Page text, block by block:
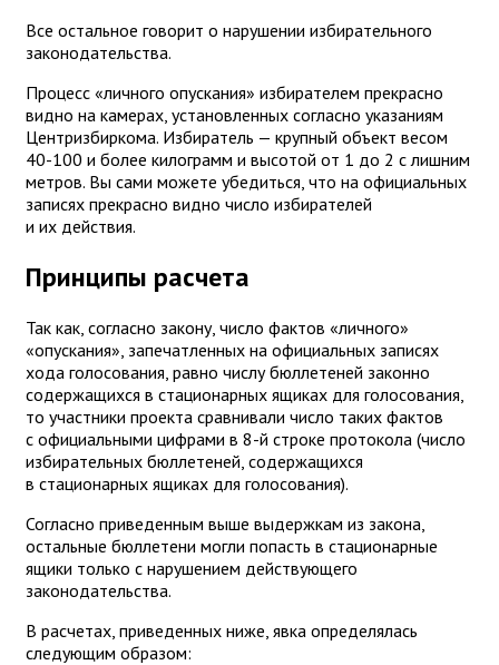
Все остальное говорит о нарушении избирательного
законодательства.
Процесс «личного опускания» избирателем прекрасно
видно на камерах, установленных согласно указаниям
Центризбиркома. Избиратель — крупный объект весом
40-100 и более килограмм и высотой от 1 до 2 с лишним
метров. Вы сами можете убедиться, что на официальных
записях прекрасно видно число избирателей
и их действия.
Принципы расчета
Так как, согласно закону, число фактов «личного»
«опускания», запечатленных на официальных записях
хода голосования, равно числу бюллетеней законно
содержащихся в стационарных ящиках для голосования,
то участники проекта сравнивали число таких фактов
с официальными цифрами в 8-й строке протокола (число
избирательных бюллетеней, содержащихся
в стационарных ящиках для голосования).
Согласно приведенным выше выдержкам из закона,
остальные бюллетени могли попасть в стационарные
ящики только с нарушением действующего
законодательства.
В расчетах, приведенных ниже, явка определялась
следующим образом: